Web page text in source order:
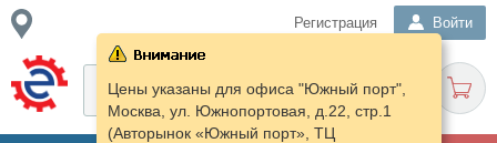
Регистрация Войти
Цены указаны для офиса "Южный порт",
Москва, ул. Южнопортовая, д.22, стр.1
(Авторынок «Южный порт», ТЦ